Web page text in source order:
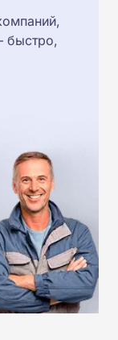
быстро,